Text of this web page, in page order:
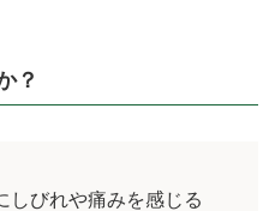
？
しびれや痛みを感じる